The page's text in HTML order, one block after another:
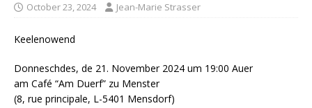
October 23, 2024 Jean-Marie Strasser
Keelenowend
Donneschdes, de 21. November 2024 um 19:00 Auer
am Café “Am Duerf” zu Menster
(8, rue principale, L-5401 Mensdorf)